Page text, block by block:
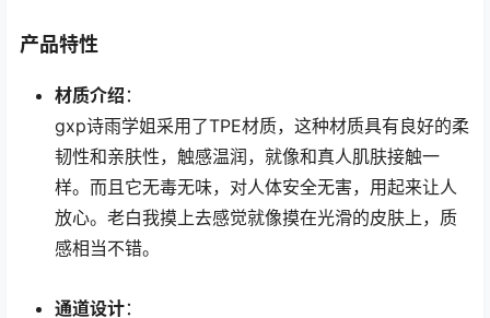
产品特性
材质介绍 ：
gxp诗雨学姐采用了TPE材质，这种材质具有良好的柔
韧性和亲肤性，触感温润，就像和真人肌肤接触一
样。而且它无毒无味，对人体安全无害，用起来让人
放心。老白我摸上去感觉就像摸在光滑的皮肤上，质
感相当不错。
通道设计：